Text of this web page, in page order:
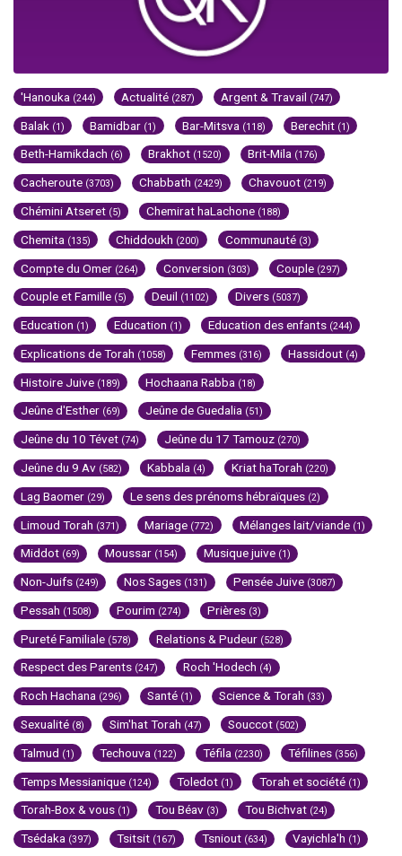
'Hanouka (244) Actualité (287) Argent & Travail (747)
Balak (1) Bamidbar (1) Bar-Mitsva (118) Berechit (1)
Beth-Hamikdach (6) Brakhot (1520) Brit-Mila (176)
Cacheroute (3703) Chabbath (2429) Chavouot (219)
Chémini Atseret (5) Chemirat haLachone (188)
Chemita (135) Chiddoukh (200) Communauté (3)
Compte du Omer (264) Conversion (303) Couple (297)
Couple et Famille (5) Deuil (1102) Divers (5037)
Education (1) Education (1) Education des enfants (244)
Explications de Torah (1058) Femmes (316) Hassidout (4)
Histoire Juive (189) Hochaana Rabba (18)
Jeûne d'Esther (69) Jeûne de Guedalia (51)
Jeûne du 10 Tévet (74) Jeûne du 17 Tamouz (270)
Jeûne du 9 Av (582) Kabbala (4) Kriat haTorah (220)
Lag Baomer (29) Le sens des prénoms hébraïques (2)
Limoud Torah (371) Mariage (772) Mélanges lait/viande (1)
Middot (69) Moussar (154) Musique juive (1)
Non-Juifs (249) Nos Sages (131) Pensée Juive (3087)
Pessah (1508) Pourim (274) Prières (3)
Pureté Familiale (578) Relations & Pudeur (528)
Respect des Parents (247) Roch 'Hodech (4)
Roch Hachana (296) Santé (1) Science & Torah (33)
Sexualité (8) Sim'hat Torah (47) Souccot (502)
Talmud (1) Techouva (122) Téfila (2230) Téfilines (356)
Temps Messianique (124) Toledot (1) Torah et société (1)
Torah-Box & vous (1) Tou Béav (3) Tou Bichvat (24)
Tsédaka (397) Tsitsit (167) Tsniout (634) Vayichla'h (1)